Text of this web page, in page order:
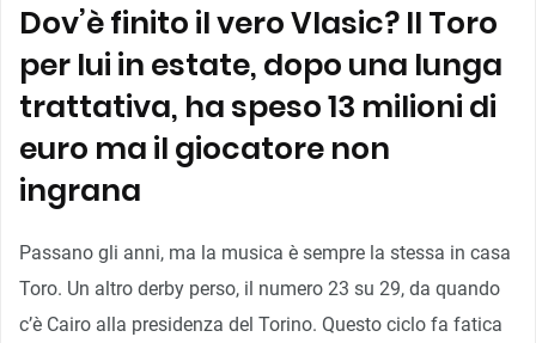
Dov’è finito il vero Vlasic? Il Toro
per lui in estate, dopo una lunga
trattativa, ha speso 13 milioni di
euro ma il giocatore non
ingrana
Passano gli anni, ma la musica è sempre la stessa in casa
Toro. Un altro derby perso, il numero 23 su 29, da quando
c’è Cairo alla presidenza del Torino. Questo ciclo fa fatica